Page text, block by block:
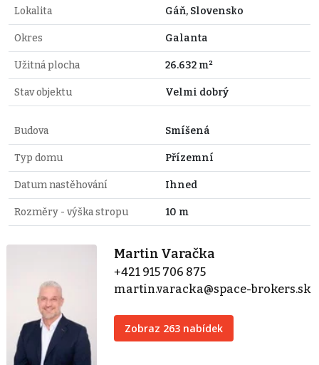
Lokalita Gáň, Slovensko
Okres Galanta
Užitná plocha 26.632 m²
Stav objektu Velmi dobrý
Budova Smíšená
Typ domu Přízemní
Datum nastěhování Ihned
Rozměry - výška stropu 10 m
Martin Varačka
+421 915 706 875
martin.varacka@space-brokers.sk
Zobraz 263 nabídek